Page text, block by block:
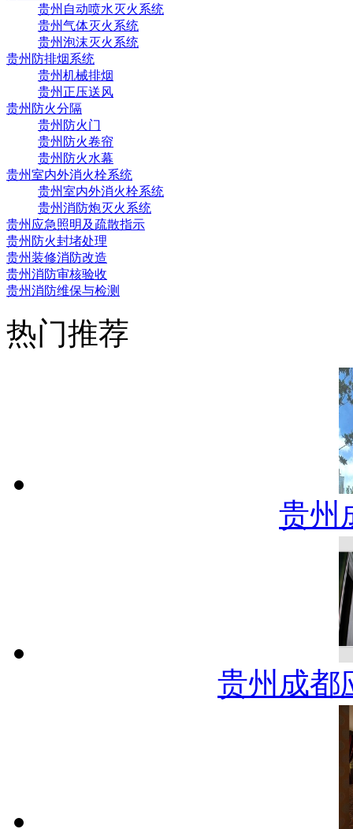
贵州自动喷水灭火系统
贵州气体灭火系统
贵州泡沫灭火系统
贵州防排烟系统
贵州机械排烟
贵州正压送风
贵州防火分隔
贵州防火门
贵州防火卷帘
贵州防火水幕
贵州室内外消火栓系统
贵州室内外消火栓系统
贵州消防炮灭火系统
贵州应急照明及疏散指示
贵州防火封堵处理
贵州装修消防改造
贵州消防审核验收
贵州消防维保与检测
热门推荐
贵州
贵州成都